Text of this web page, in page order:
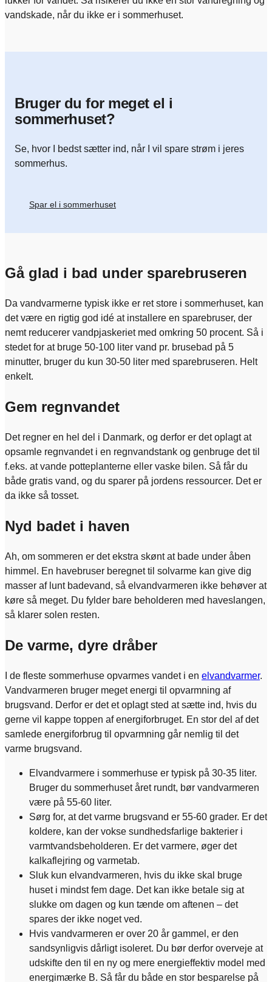
vandskade, når du ikke er i sommerhuset.
Bruger du for meget el i
sommerhuset?
Se, hvor I bedst sætter ind, når I vil spare strøm i jeres
sommerhus.
Spar el i sommerhuset
Gå glad i bad under sparebruseren
Da vandvarmerne typisk ikke er ret store i sommerhuset, kan
det være en rigtig god idé at installere en sparebruser, der
nemt reducerer vandpjaskeriet med omkring 50 procent. Så i
stedet for at bruge 50-100 liter vand pr. brusebad på 5
minutter, bruger du kun 30-50 liter med sparebruseren. Helt
enkelt.
Gem regnvandet
Det regner en hel del i Danmark, og derfor er det oplagt at
opsamle regnvandet i en regnvandstank og genbruge det til
f.eks. at vande potteplanterne eller vaske bilen. Så får du
både gratis vand, og du sparer på jordens ressourcer. Det er
da ikke så tosset.
Nyd badet i haven
Ah, om sommeren er det ekstra skønt at bade under åben
himmel. En havebruser beregnet til solvarme kan give dig
masser af lunt badevand, så elvandvarmeren ikke behøver at
køre så meget. Du fylder bare beholderen med haveslangen,
så klarer solen resten.
De varme, dyre dråber
I de fleste sommerhuse opvarmes vandet i en elvandvarmer.
Vandvarmeren bruger meget energi til opvarmning af
brugsvand. Derfor er det et oplagt sted at sætte ind, hvis du
gerne vil kappe toppen af energiforbruget. En stor del af det
samlede energiforbrug til opvarmning går nemlig til det
varme brugsvand.
Elvandvarmere i sommerhuse er typisk på 30-35 liter.
Bruger du sommerhuset året rundt, bør vandvarmeren
være på 55-60 liter.
Sørg for, at det varme brugsvand er 55-60 grader. Er det
koldere, kan der vokse sundhedsfarlige bakterier i
varmtvandsbeholderen. Er det varmere, øger det
kalkaflejring og varmetab.
Sluk kun elvandvarmeren, hvis du ikke skal bruge
huset i mindst fem dage. Det kan ikke betale sig at
slukke om dagen og kun tænde om aftenen – det
spares der ikke noget ved.
Hvis vandvarmeren er over 20 år gammel, er den
sandsynligvis dårligt isoleret. Du bør derfor overveje at
udskifte den til en ny og mere energieffektiv model med
energimærke B. Så får du både en stor besparelse på